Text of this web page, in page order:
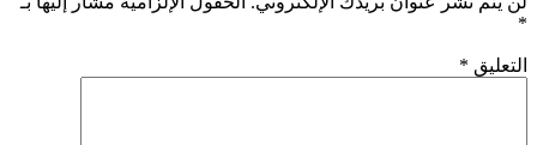
*
التعليق *